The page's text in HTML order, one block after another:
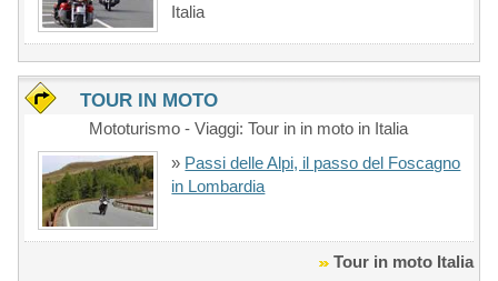
Italia
TOUR IN MOTO
Mototurismo - Viaggi: Tour in in moto in Italia
» Passi delle Alpi, il passo del Foscagno
in Lombardia
Tour in moto Italia